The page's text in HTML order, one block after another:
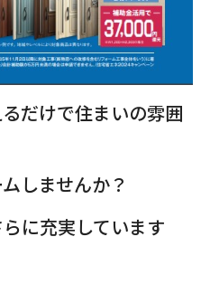
だけで住まいの雰囲
しませんか？
に充実しています